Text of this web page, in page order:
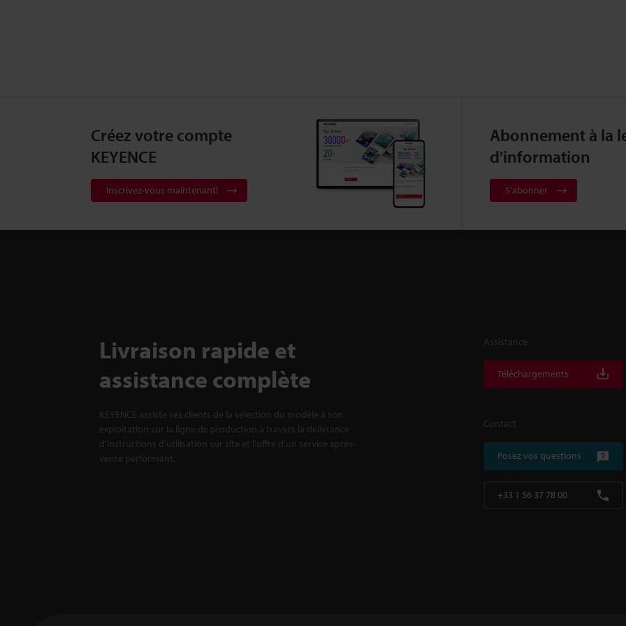
Créez votre compte
KEYENCE
Inscrivez-vous maintenant!
Abonnement à la
d'information
S'abonner
Livraison rapide et
assistance complète
KEYENCE assiste ses clients de la sélection du modèle à son
exploitation sur la ligne de production à travers la délivrance
d'instructions d'utilisation sur site et l'offre d'un service après-
vente performant.
Assistance
Téléchargements
Contact
Posez vos questions
+33 1 56 37 78 00